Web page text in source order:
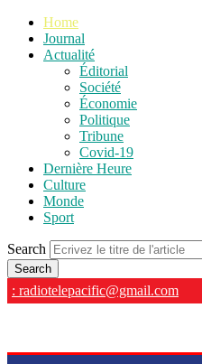
Home
Journal
Actualité
Éditorial
Société
Économie
Politique
Tribune
Covid-19
Dernière Heure
Culture
Monde
Sport
Search
: radiotelepacific@gmail.com